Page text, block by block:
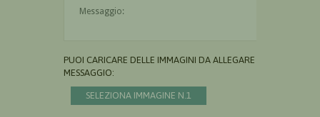
PUOI CARICARE DELLE IMMAGINI DA ALLEGARE AL
MESSAGGIO:
SELEZIONA IMMAGINE N.1